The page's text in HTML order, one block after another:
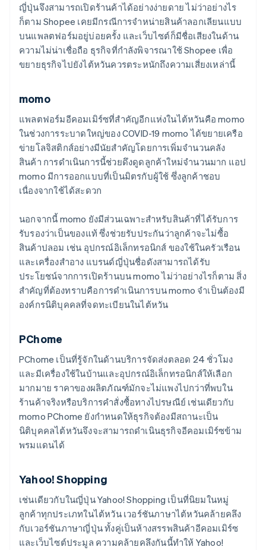
ญี่ปุ่นจึงสามารถเปิดร้านค้าได้อย่างง่ายดาย ไม่ว่าอย่างไร
ก็ตาม Shopee เคยมีกรณีการจำหน่ายสินค้าลอกเลียนแบบ
บนแพลตฟอร์มอยู่บ่อยครั้ง และเว็บไซต์ก็มีชื่อเสียงในด้าน
ความไม่น่าเชื่อถือ ธุรกิจที่กำลังพิจารณาใช้ Shopee เพื่อ
ขยายธุรกิจไปยังไต้หวันควรตระหนักถึงความเสี่ยงเหล่านี้
momo
แพลตฟอร์มอีคอมเมิร์ซที่สําคัญอีกแห่งในไต้หวันคือ momo
ในช่วงการระบาดใหญ่ของ COVID-19 momo ได้ขยายเครือ
ข่ายโลจิสติกส์อย่างมีนัยสําคัญโดยการเพิ่มจํานวนคลัง
สินค้า การดำเนินการนี้ช่วยดึงดูดลูกค้าใหม่จํานวนมาก แอป
momo มีการออกแบบที่เป็นมิตรกับผู้ใช้ ซึ่งลูกค้าชอบ
เนื่องจากใช้ได้สะดวก
นอกจากนี้ momo ยังมีส่วนเฉพาะสำหรับสินค้าที่ได้รับการ
รับรองว่าเป็นของแท้ ซึ่งช่วยรับประกันว่าลูกค้าจะไม่ซื้อ
สินค้าปลอม เช่น อุปกรณ์อิเล็กทรอนิกส์ ของใช้ในครัวเรือน
และเครื่องสำอาง แบรนด์ญี่ปุ่นชื่อดังสามารถได้รับ
ประโยชน์จากการเปิดร้านบน momo ไม่ว่าอย่างไรก็ตาม สิ่ง
สำคัญที่ต้องทราบคือการดำเนินการบน momo จำเป็นต้องมี
องค์กรนิติบุคคลที่จดทะเบียนในไต้หวัน
PChome
PChome เป็นที่รู้จักในด้านบริการจัดส่งตลอด 24 ชั่วโมง
และมีเครื่องใช้ในบ้านและอุปกรณ์อิเล็กทรอนิกส์ให้เลือก
มากมาย ราคาของผลิตภัณฑ์มักจะไม่แพงไปกว่าที่พบใน
ร้านค้าจริงหรือบริการคำสั่งซื้อทางไปรษณีย์ เช่นเดียวกับ
momo PChome ยังกําหนดให้ธุรกิจต้องมีสถานะเป็น
นิติบุคคลไต้หวันจึงจะสามารถดำเนินธุรกิจอีคอมเมิร์ซข้าม
พรมแดนได้
Yahoo! Shopping
เช่นเดียวกับในญี่ปุ่น Yahoo! Shopping เป็นที่นิยมในหมู่
ลูกค้าทุกประเภทในไต้หวัน เวอร์ชันภาษาไต้หวันคล้ายคลึง
กับเวอร์ชันภาษาญี่ปุ่น ทั้งคู่เป็นห้างสรรพสินค้าอีคอมเมิร์ซ
และเว็บไซต์ประมูล ความคล้ายคลึงกันนี้ทําให้ Yahoo!